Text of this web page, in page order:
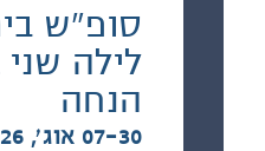
סופ"ש
הנחה
07-30 אוג׳, 2026